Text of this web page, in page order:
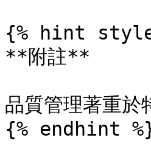
{% hint
**附註**
品質管理著重於
{% endhint